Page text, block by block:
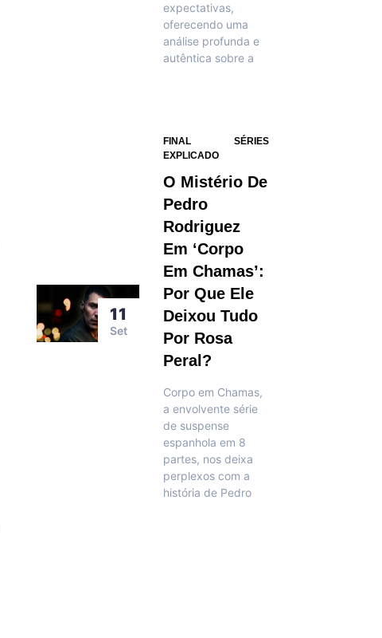
expectativas,
oferecendo uma
análise profunda e
autêntica sobre a
11
Set
FINAL
EXPLICADO
SÉRIES
O Mistério De
Pedro
Rodriguez
Em ‘Corpo
Em Chamas’:
Por Que Ele
Deixou Tudo
Por Rosa
Peral?
Corpo em Chamas,
a envolvente série
de suspense
espanhola em 8
partes, nos deixa
perplexos com a
história de Pedro